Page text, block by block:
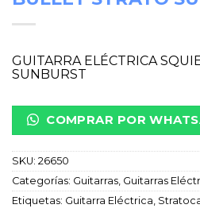
GUITARRA ELÉCTRICA
SUNBURST
COMPRAR POR
SKU: 26650
Categorías: Guitarras Guitarras
Etiquetas: Guitarra Eléctrica